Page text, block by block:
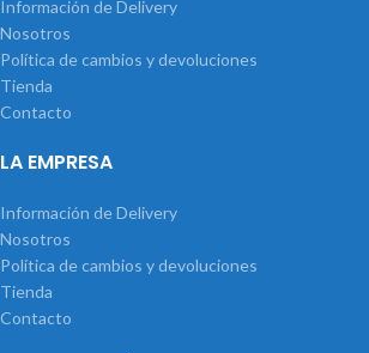
Información de Delivery
Nosotros
Política de cambios y devoluciones
Tienda
Contacto
LA EMPRESA
Información de Delivery
Nosotros
Política de cambios y devoluciones
Tienda
Contacto